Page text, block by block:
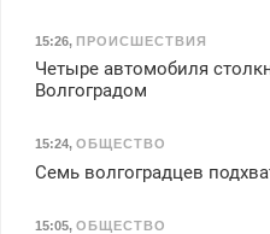
15:26, ПРОИСШЕСТВИЯ
Четыре автомобиля
Волгоградом
15:24, ОБЩЕСТВО
Семь волгоградцев
15:05, ОБЩЕСТВО